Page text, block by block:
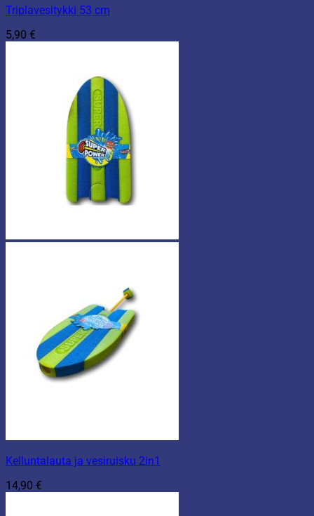
Triplavesitykki 53 cm
5,90 €
Kelluntalauta ja vesiruisku 2in1
14,90 €